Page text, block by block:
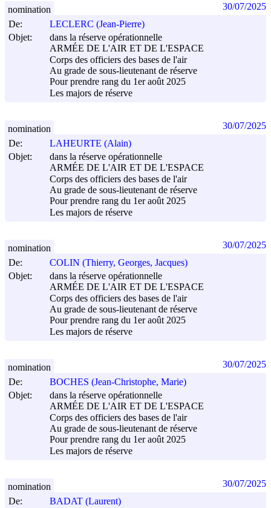
De:
LECLERC (Jean-Pierre)
Objet:
dans la réserve opérationnelle
ARMÉE DE L'AIR ET DE L'ESPACE
Corps des officiers des bases de l'air
Au grade de sous-lieutenant de réserve
Pour prendre rang du 1er août 2025
Les majors de réserve
nomination 30/07/2025
De:
LAHEURTE (Alain)
Objet:
dans la réserve opérationnelle
ARMÉE DE L'AIR ET DE L'ESPACE
Corps des officiers des bases de l'air
Au grade de sous-lieutenant de réserve
Pour prendre rang du 1er août 2025
Les majors de réserve
nomination 30/07/2025
De:
COLIN (Thierry, Georges, Jacques)
Objet:
dans la réserve opérationnelle
ARMÉE DE L'AIR ET DE L'ESPACE
Corps des officiers des bases de l'air
Au grade de sous-lieutenant de réserve
Pour prendre rang du 1er août 2025
Les majors de réserve
nomination 30/07/2025
De:
BOCHES (Jean-Christophe, Marie)
Objet:
dans la réserve opérationnelle
ARMÉE DE L'AIR ET DE L'ESPACE
Corps des officiers des bases de l'air
Au grade de sous-lieutenant de réserve
Pour prendre rang du 1er août 2025
Les majors de réserve
nomination 30/07/2025
De:
BADAT (Laurent)
nomination 30/07/2025